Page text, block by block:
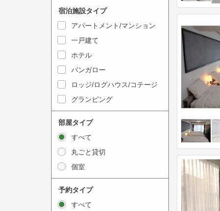
e
t
o
t
e
a
c
t
w
i
w
k
t
o
n
t
e
r
a
c
w
i
宿泊施設タイプ
アパートメント/マンション
一戸建て
ホテル
バンガロー
ロッジ/ログハウス/コテージ
グランピング
部屋タイプ
すべて
丸ごと貸切
個室
予約タイプ
すべて